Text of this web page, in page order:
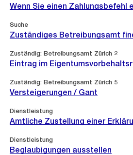
Wenn Sie einen Zahlungsbefehl
Suche
Zuständiges Betreibungsamt
Zuständig: Betreibungsamt Zürich 2
Eintrag im
Zuständig: Betreibungsamt Zürich 5
Versteigerungen / Gant
Dienstleistung
Amtliche Zustellung einer
Dienstleistung
Beglaubigungen ausstellen